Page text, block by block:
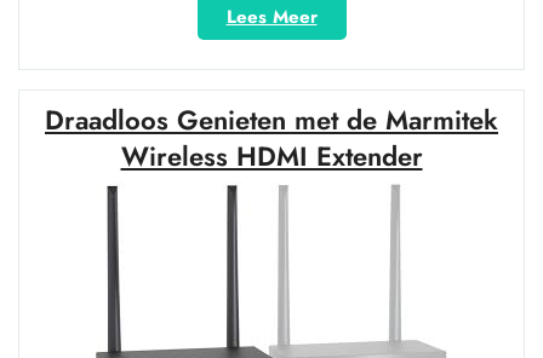
Lees Meer“Draadloos
Genieten
met
Mirascreen
HDMI:
Ontdek
de
Draadloos Genieten met de Marmitek
Wireless HDMI Extender